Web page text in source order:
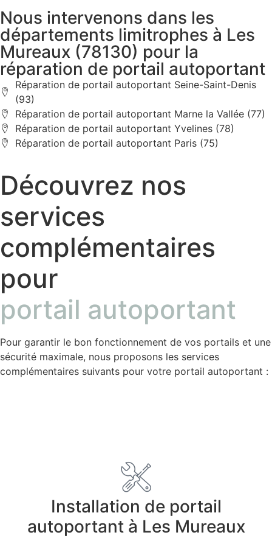
Nous intervenons dans les
départements limitrophes à Les
Mureaux (78130) pour la
réparation de portail autoportant
Réparation de portail autoportant Seine-Saint-Denis
(93)
Réparation de portail autoportant Marne la Vallée (77)
Réparation de portail autoportant Yvelines (78)
Réparation de portail autoportant Paris (75)
Découvrez nos
services
complémentaires
pour
portail autoportant
Pour garantir le bon fonctionnement de vos portails et une
sécurité maximale, nous proposons les services
complémentaires suivants pour votre portail autoportant :
Installation de portail
autoportant à Les Mureaux